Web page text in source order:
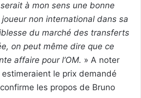
à mon sens une bonne
non international dans sa
du marché des transferts
on peut même dire que ce
affaire pour l’OM. » A noter
estimeraient le prix demandé
les propos de Bruno